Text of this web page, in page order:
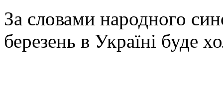
За словами народного
березень в Україні буде